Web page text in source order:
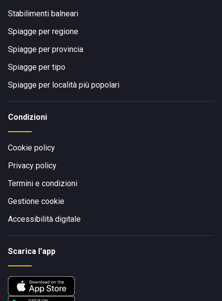
Stabilimenti balneari
Spiagge per regione
Spiagge per provincia
Spiagge per tipo
Spiagge per località più popolari
Condizioni
Cookie policy
Privacy policy
Termini e condizioni
Gestione cookie
Accessibilità digitale
Scarica l'app